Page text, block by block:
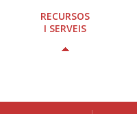
RECURSOS
I SERVEIS